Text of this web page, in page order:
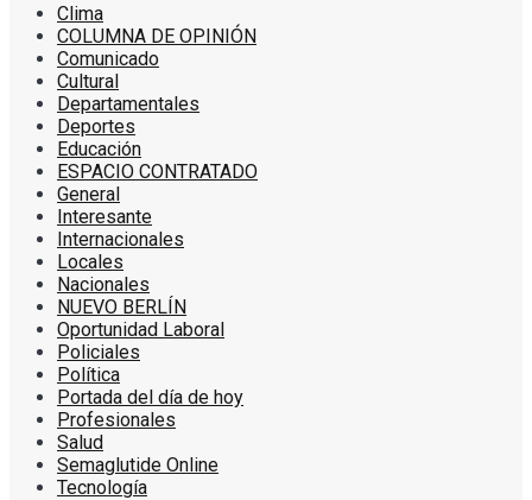
Clima
COLUMNA DE OPINIÓN
Comunicado
Cultural
Departamentales
Deportes
Educación
ESPACIO CONTRATADO
General
Interesante
Internacionales
Locales
Nacionales
NUEVO BERLÍN
Oportunidad Laboral
Policiales
Política
Portada del día de hoy
Profesionales
Salud
Semaglutide Online
Tecnología